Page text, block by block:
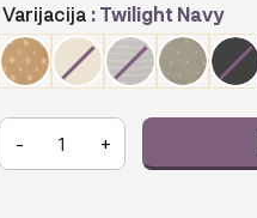
Varijacija : Twilight Navy
Ergobaby
Aura
- +